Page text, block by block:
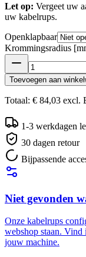
Let op: Vergeet uw
uw kabelrups.
Openklapbaar
Krommingsradius
Toevoegen aan
Totaal: € 84,03 excl.
1-3 werkdagen
30 dagen retour
Bijpassende
Niet gevonden
Onze kabelrups
webshop staan.
jouw machine.